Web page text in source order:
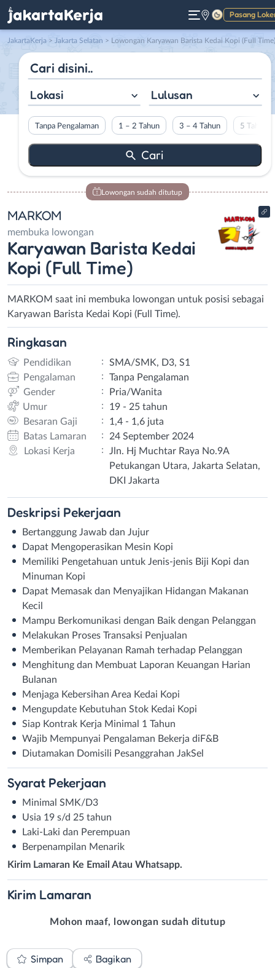
Pasang
Gelap
JakartaKerja > Jakarta Selatan > Lowongan Karyawan Barista Kedai Kopi (Full Time) di MARKOM
Lokasi Lulusan
Tanpa Pengalaman 1 – 2 Tahun 3 – 4 Tahun 5 Tahun
Lowongan sudah ditutup
MARKOM
membuka lowongan
Karyawan Barista Kedai
Kopi (Full Time)
MARKOM saat ini membuka lowongan untuk posisi sebagai
Karyawan Barista Kedai Kopi (Full Time).
Ringkasan
Pendidikan :
SMA/SMK, D3, S1
Pengalaman
:
Tanpa Pengalaman
Gender
:
Pria/Wanita
Umur
:
19 - 25 tahun
Besaran Gaji
:
1,4 - 1,6 juta
Batas Lamaran
:
24 September 2024
Lokasi Kerja
:
Jln. Hj Muchtar Raya No.9A
Petukangan Utara, Jakarta Selatan,
DKI Jakarta
Deskripsi Pekerjaan
Bertanggung Jawab dan Jujur
Dapat Mengoperasikan Mesin Kopi
Memiliki Pengetahuan untuk Jenis-jenis Biji Kopi dan
Minuman Kopi
Dapat Memasak dan Menyajikan Hidangan Makanan
Kecil
Mampu Berkomunikasi dengan Baik dengan Pelanggan
Melakukan Proses Transaksi Penjualan
Memberikan Pelayanan Ramah terhadap Pelanggan
Menghitung dan Membuat Laporan Keuangan Harian
Bulanan
Menjaga Kebersihan Area Kedai Kopi
Mengupdate Kebutuhan Stok Kedai Kopi
Siap Kontrak Kerja Minimal 1 Tahun
Wajib Mempunyai Pengalaman Bekerja diF&B
⁠Diutamakan Domisili Pesanggrahan JakSel
Syarat Pekerjaan
Minimal SMK/D3
Usia 19 s/d 25 tahun
Laki-Laki dan Perempuan
Berpenampilan Menarik
Kirim Lamaran Ke Email Atau Whatsapp.
Kirim Lamaran
Mohon maaf, lowongan sudah ditutup
Simpan Bagikan